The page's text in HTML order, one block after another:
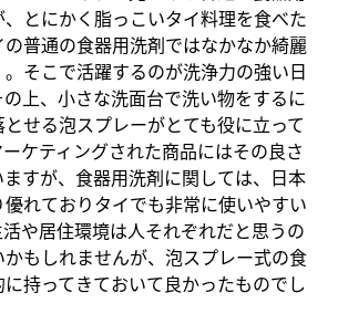
とにかく脂っこいタイ料理を食べた
普通の食器用洗剤ではなかなか綺麗
そこで活躍するのが洗浄力の強い日
上、小さな洗面台で洗い物をするに
せる泡スプレーがとても役に立って
ケティングされた商品にはその良さ
すが、食器用洗剤に関しては、日本
れておりタイでも非常に使いやすい
や居住環境は人それぞれだと思うの
もしれませんが、泡スプレー式の食
持ってきておいて良かったものでし